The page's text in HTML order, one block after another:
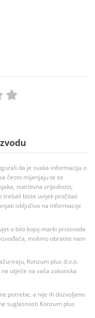
da je svaka informacija o
često mijenjaju te se
nutritivna vrijednost,
trebali biste uvijek pročitati
isključivo na informacije
o bilo kojoj marki proizvoda
molimo obratite nam
Konzum plus d.o.o.
utječe na vaša zakonska
potrebe, a nije ih dozvoljeno
suglasnosti Konzum plus